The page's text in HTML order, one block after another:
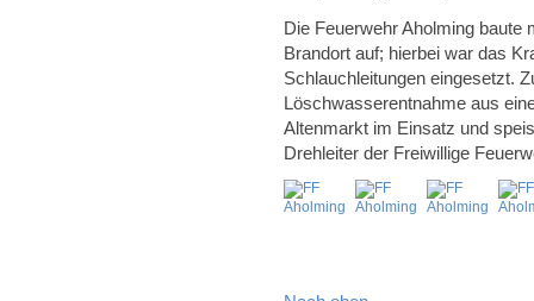
Die Feuerwehr Aholming baute
Brandort auf; hierbei war das
Schlauchleitungen eingesetzt.
Löschwasserentnahme aus
Altenmarkt im Einsatz und
Drehleiter der Freiwillige